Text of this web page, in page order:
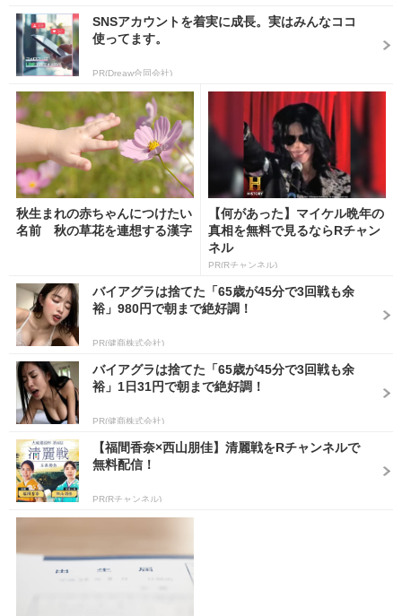
SNSアカウントを着実に成長。実はみんなココ
使ってます。
PR(Dreaw合同会社)
秋生まれの赤ちゃんにつけたい
名前 秋の草花を連想する漢字
【何があった】マイケル晩年の
真相を無料で見るならRチャン
ネル
PR(Rチャンネル)
バイアグラは捨てた「65歳が45分で3回戦も余
裕」980円で朝まで絶好調！
PR(健商株式会社)
バイアグラは捨てた「65歳が45分で3回戦も余
裕」1日31円で朝まで絶好調！
PR(健商株式会社)
【福間香奈×西山朋佳】清麗戦をRチャンネルで
無料配信！
PR(Rチャンネル)